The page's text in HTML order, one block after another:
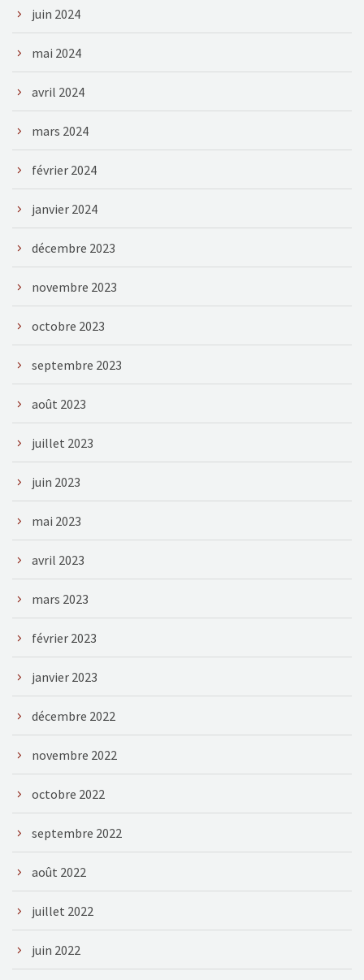
juin 2024
mai 2024
avril 2024
mars 2024
février 2024
janvier 2024
décembre 2023
novembre 2023
octobre 2023
septembre 2023
août 2023
juillet 2023
juin 2023
mai 2023
avril 2023
mars 2023
février 2023
janvier 2023
décembre 2022
novembre 2022
octobre 2022
septembre 2022
août 2022
juillet 2022
juin 2022